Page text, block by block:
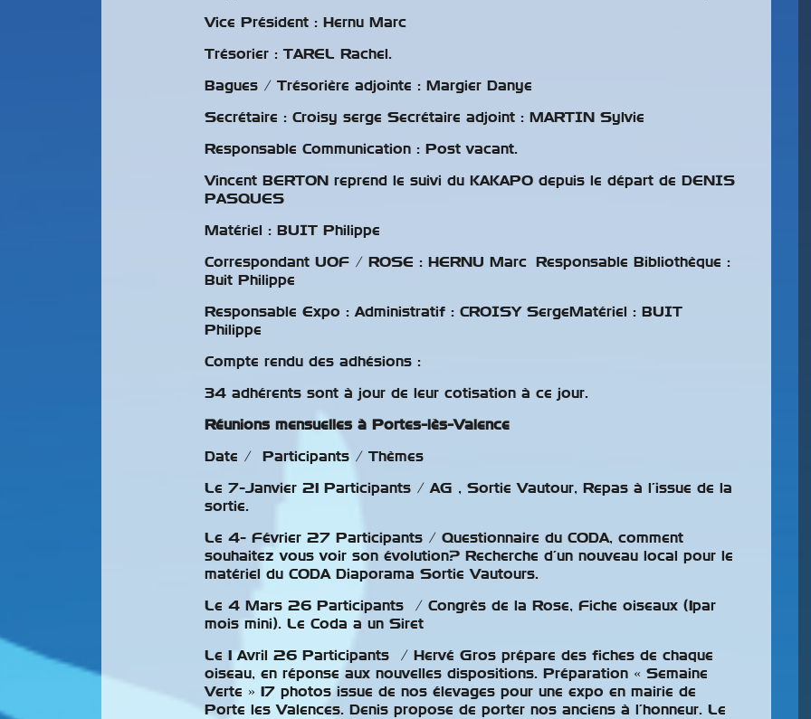
Vice Président : Hernu Marc
Trésorier : TAREL Rachel.
Bagues / Trésorière adjointe : Margier Danye
Secrétaire : Croisy serge Secrétaire adjoint : MARTIN Sylvie
Responsable Communication : Post vacant.
Vincent BERTON reprend le suivi du KAKAPO depuis le départ de DENIS
PASQUES
Matériel : BUIT Philippe
Correspondant UOF / ROSE : HERNU Marc Responsable Bibliothèque :
Buit Philippe
Responsable Expo : Administratif : CROISY SergeMatériel : BUIT
Philippe
Compte rendu des adhésions :
34 adhérents sont à jour de leur cotisation à ce jour.
Réunions mensuelles à Portes-lès-Valence
Date / Participants / Thèmes
Le 7-Janvier 21 Participants / AG , Sortie Vautour, Repas à l’issue de la
sortie.
Le 4- Février 27 Participants / Questionnaire du CODA, comment
souhaitez vous voir son évolution? Recherche d’un nouveau local pour le
matériel du CODA Diaporama Sortie Vautours.
Le 4 Mars 26 Participants / Congrès de la Rose, Fiche oiseaux (1par
mois mini). Le Coda a un Siret
Le 1 Avril 26 Participants / Hervé Gros prépare des fiches de chaque
oiseau, en réponse aux nouvelles dispositions. Préparation « Semaine
Verte » 17 photos issue de nos élevages pour une expo en mairie de
Porte les Valences. Denis propose de porter nos anciens à l’honneur. Le
Grand
Antibes 31
Octobre Et 01
Novembre 2026
D’oiseaux,
Canohès
http://www.canexoclubcatalan.com/
Le Chardonneret
Élégant
Les affaires concernant la
braconnage et le recel font